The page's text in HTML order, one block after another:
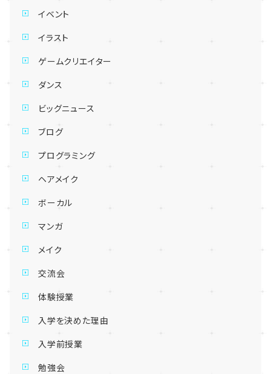
イベント
イラスト
ゲームクリエイター
ダンス
ビッグニュース
ブログ
プログラミング
ヘアメイク
ボーカル
マンガ
メイク
交流会
体験授業
入学を決めた理由
入学前授業
勉強会